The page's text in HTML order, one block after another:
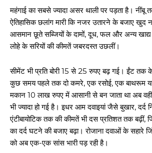
महंगाई का सबसे ज्यादा असर थाली पर पड़ता है। नींबू
ऐतिहासिक छलांग मारी कि नजर उतारने के बजाए खुद
आसमान छूते सब्जियों के दामों, दूध, फल और अन्य खाद्य
लोहे के सरियों की कीमतें जबरदस्त उछलीं।
सीमेंट भी प्रति बोरी 15 से 25 रुपए बढ़ गई। ईंट तक
कुछ समय पहले तक दो कमरे, एक रसोई, एक बाथरूम
मकान 10 लाख रुपए में आसानी से बन जाता था अब
भी ज्यादा हो गई है। इधर आम दवाइयां जैसे बुखार, दर्द
एंटीबायोटिक तक की कीमतें भी दस प्रतिशत तक बढ़ीं,
का दर्द घटने की बजाए बढ़ा। रोजाना दवाओं के सहारे
को अब एक-एक सांस भारी पड़ रही है।